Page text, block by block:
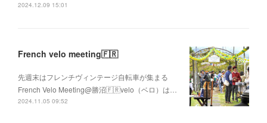
2024.12.09 15:01
French velo meeting🇫🇷
先週末はフレンチヴィンテージ自転車が集まる
French Velo Meeting@勝沼🇫🇷velo（ベロ）は…
2024.11.05 09:52